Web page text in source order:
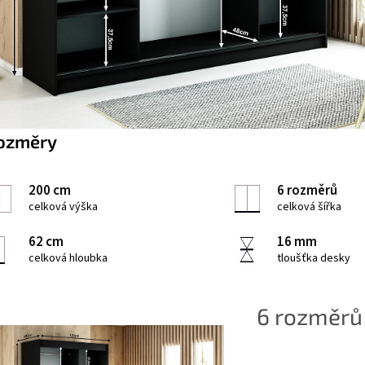
200 cm
celková výška
6 rozměrů
celková šířka
62 cm
celková hloubka
16 mm
tloušťka desky
6